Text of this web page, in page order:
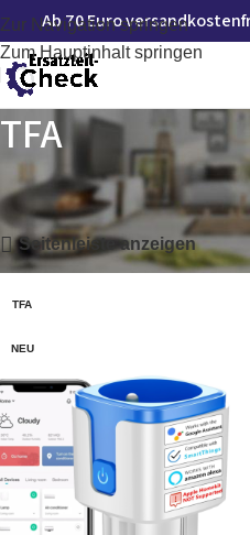
Zur Navigation springen
Zum Hauptinhalt springen
Ab 70 Euro
TFA
Startseite» TFA Alle
Seitenleiste anzeigen
TFA
NEU